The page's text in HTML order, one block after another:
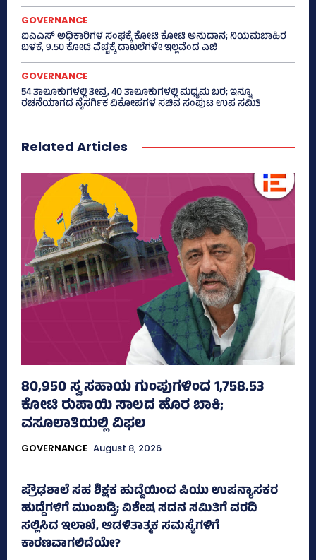
GOVERNANCE
ಐಎಎಸ್‌ ಅಧಿಕಾರಿಗಳ ಸಂಘಕ್ಕೆ ಕೋಟಿ ಕೋಟಿ ಅನುದಾನ; ನಿಯಮಬಾಹಿರ
ಬಳಕೆ, 9.50 ಕೋಟಿ ವೆಚ್ಚಕ್ಕೆ ದಾಖಲೆಗಳೇ ಇಲ್ಲವೆಂದ ಎಜಿ
GOVERNANCE
54 ತಾಲೂಕುಗಳಲ್ಲಿ ತೀವ್ರ, 40 ತಾಲೂಕುಗಳಲ್ಲಿ ಮಧ್ಯಮ ಬರ; ಇನ್ನೂ
ರಚನೆಯಾಗದ ನೈಸರ್ಗಿಕ ವಿಕೋಪಗಳ ಸಚಿವ ಸಂಪುಟ ಉಪ ಸಮಿತಿ
Related Articles
80,950 ಸ್ವ ಸಹಾಯ ಗುಂಪುಗಳಿಂದ 1,758.53
ಕೋಟಿ ರುಪಾಯಿ ಸಾಲದ ಹೊರ ಬಾಕಿ;
ವಸೂಲಾತಿಯಲ್ಲಿ ವಿಫಲ
GOVERNANCE August 8, 2026
ಪ್ರೌಢಶಾಲೆ ಸಹ ಶಿಕ್ಷಕ ಹುದ್ದೆಯಿಂದ ಪಿಯು ಉಪನ್ಯಾಸಕರ
ಹುದ್ದೆಗಳಿಗೆ ಮುಂಬಡ್ತಿ; ವಿಶೇಷ ಸದನ ಸಮಿತಿಗೆ ವರದಿ
ಸಲ್ಲಿಸಿದ ಇಲಾಖೆ, ಆಡಳಿತಾತ್ಮಕ ಸಮಸ್ಯೆಗಳಿಗೆ
ಕಾರಣವಾಗಲಿದೆಯೇ?